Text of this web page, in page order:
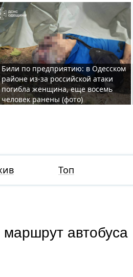
Били по предприятию: в Одесском
районе из-за российской атаки
погибла женщина, еще восемь
человек ранены (фото)
Топ
автобуса